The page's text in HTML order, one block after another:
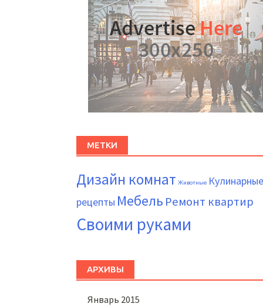
МЕТКИ
Дизайн комнат Животные Кулинарные
рецепты Мебель Ремонт квартир
Своими руками
АРХИВЫ
Январь 2015